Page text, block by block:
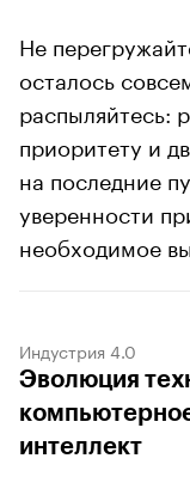
Не
осталось
распыляйтесь:
приоритету и
на последние
уверенности
необходимое
Индустрия 4.0
Эволюция
интеллект